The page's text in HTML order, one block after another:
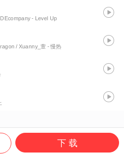
- Level Up
/ Xuanny_萱 - 慢热
下 载